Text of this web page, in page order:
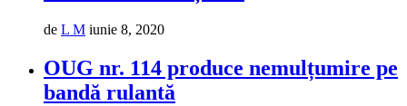
de L M iunie 8, 2020
OUG nr. 114 produce nemulțumire pe
bandă rulantă